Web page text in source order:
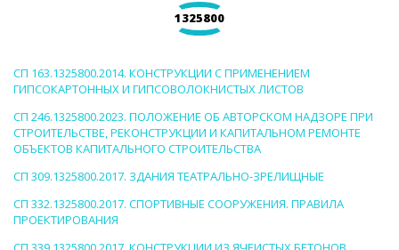
1325800
СП 163.1325800.2014. КОНСТРУКЦИИ С ПРИМЕНЕНИЕМ
ГИПСОКАРТОННЫХ И ГИПСОВОЛОКНИСТЫХ ЛИСТОВ
СП 246.1325800.2023. ПОЛОЖЕНИЕ ОБ АВТОРСКОМ НАДЗОРЕ ПРИ
СТРОИТЕЛЬСТВЕ, РЕКОНСТРУКЦИИ И КАПИТАЛЬНОМ РЕМОНТЕ
ОБЪЕКТОВ КАПИТАЛЬНОГО СТРОИТЕЛЬСТВА
СП 309.1325800.2017. ЗДАНИЯ ТЕАТРАЛЬНО-ЗРЕЛИЩНЫЕ
СП 332.1325800.2017. СПОРТИВНЫЕ СООРУЖЕНИЯ. ПРАВИЛА
ПРОЕКТИРОВАНИЯ